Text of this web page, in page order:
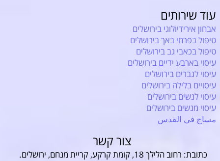
עוד שירותים
אבחון אירידיולוגי בירושלים
טיפול בפרחי באך בירושלים
טיפול בכאבי גב בירושלים
עיסוי בארבע ידיים בירושלים
עיסוי לגברים בירושלים
עיסויים בלילה בירושלים
עיסוי לנשים בירושלים
עיסוי מנשים בירושלים
مساج في القدس
צור קשר
כתובת: רחוב הלילך 18, קומת קרקע, קריית מנחם, ירושלים.